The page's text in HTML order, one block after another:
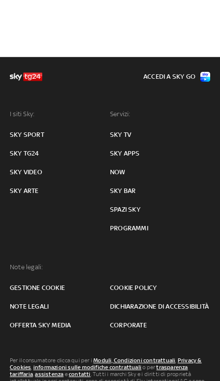
I siti Sky:
SKY SPORT
SKY TG24
SKY VIDEO
SKY ARTE
Servizi:
SKY TV
SKY APPS
NOW
SKY BAR
SPAZI SKY
PROGRAMMI
Note legali:
GESTIONE COOKIE COOKIE POLICY
NOTE LEGALI DICHIARAZIONE DI ACCESSIBILITÀ
OFFERTA SKY MEDIA CORPORATE
ACCEDI A SKY GO
Per il consumatore clicca qui per iModuli, Condizioni contrattuali, Privacy &
Cookies, informazioni sulle modifiche contrattuali o pertrasparenza
tariffaria,assistenza econtatti. Tutti i marchi Sky e i diritti di proprietà